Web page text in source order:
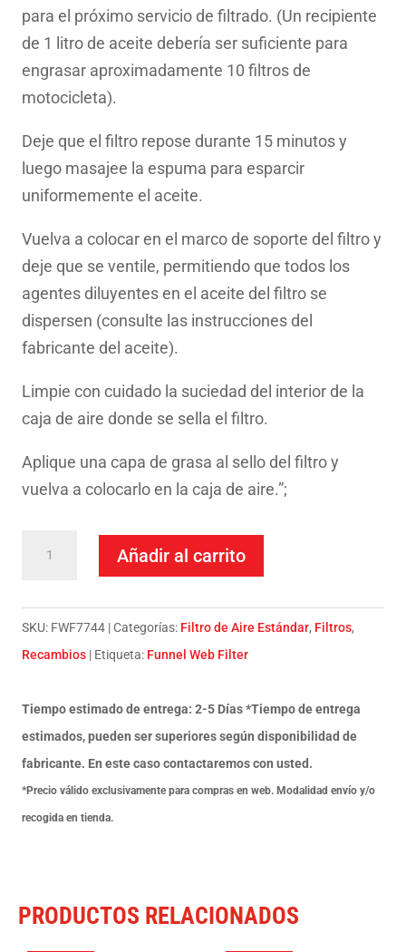
para el próximo servicio de filtrado. (Un recipiente
de 1 litro de aceite debería ser suficiente para
engrasar aproximadamente 10 filtros de
motocicleta).
Deje que el filtro repose durante 15 minutos y
luego masajee la espuma para esparcir
uniformemente el aceite.
Vuelva a colocar en el marco de soporte del filtro y
deje que se ventile, permitiendo que todos los
agentes diluyentes en el aceite del filtro se
dispersen (consulte las instrucciones del
fabricante del aceite).
Limpie con cuidado la suciedad del interior de la
caja de aire donde se sella el filtro.
Aplique una capa de grasa al sello del filtro y
vuelva a colocarlo en la caja de aire.”;
FUNNEL
WEB
FWF7744
PRO
HONDA
CRF
450
Añadir al carrito
SKU: FWF7744 Categorías: Filtro de Aire Estándar, Filtros,
Recambios
Etiqueta: Funnel Web Filter
Tiempo estimado de entrega: 2-5 Días *Tiempo de entrega
estimados, pueden ser superiores según disponibilidad de
fabricante. En este caso contactaremos con usted.
*Precio válido exclusivamente para compras en web. Modalidad envío y/o
recogida en tienda.
PRODUCTOS RELACIONADOS